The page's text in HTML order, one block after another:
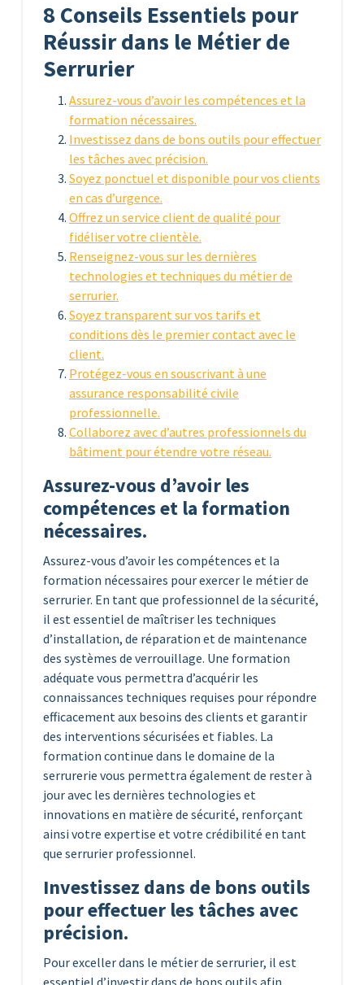
8 Conseils Essentiels pour
Réussir dans le Métier de
Serrurier
Assurez-vous d’avoir les compétences et la
formation nécessaires.
Investissez dans de bons outils pour effectuer
les tâches avec précision.
Soyez ponctuel et disponible pour vos clients
en cas d’urgence.
Offrez un service client de qualité pour
fidéliser votre clientèle.
Renseignez-vous sur les dernières
technologies et techniques du métier de
serrurier.
Soyez transparent sur vos tarifs et
conditions dès le premier contact avec le
client.
Protégez-vous en souscrivant à une
assurance responsabilité civile
professionnelle.
Collaborez avec d’autres professionnels du
bâtiment pour étendre votre réseau.
Assurez-vous d’avoir les
compétences et la formation
nécessaires.
Assurez-vous d’avoir les compétences et la
formation nécessaires pour exercer le métier de
serrurier. En tant que professionnel de la sécurité,
il est essentiel de maîtriser les techniques
d’installation, de réparation et de maintenance
des systèmes de verrouillage. Une formation
adéquate vous permettra d’acquérir les
connaissances techniques requises pour répondre
efficacement aux besoins des clients et garantir
des interventions sécurisées et fiables. La
formation continue dans le domaine de la
serrurerie vous permettra également de rester à
jour avec les dernières technologies et
innovations en matière de sécurité, renforçant
ainsi votre expertise et votre crédibilité en tant
que serrurier professionnel.
Investissez dans de bons outils
pour effectuer les tâches avec
précision.
Pour exceller dans le métier de serrurier, il est